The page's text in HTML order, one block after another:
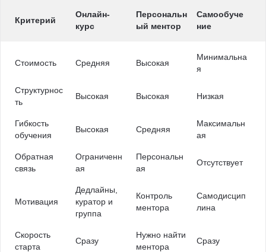
Критерий
Онлайн-
курс
Персональн
ый ментор
Самообуче
ние
Стоимость Средняя Высокая
Минимальна
я
Структурнос
ть
Высокая Высокая Низкая
Гибкость
обучения
Высокая Средняя
Максимальн
ая
Обратная
связь
Ограниченн
ая
Персональн
ая
Отсутствует
Мотивация
Дедлайны,
куратор и
группа
Контроль
ментора
Самодисцип
лина
Скорость
старта
Сразу
Нужно найти
ментора
Сразу